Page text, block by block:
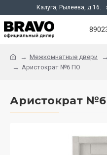
Калуга, Рылеева, д.16.
Межкомнатные двери
Аристократ №6 ПО
Аристократ